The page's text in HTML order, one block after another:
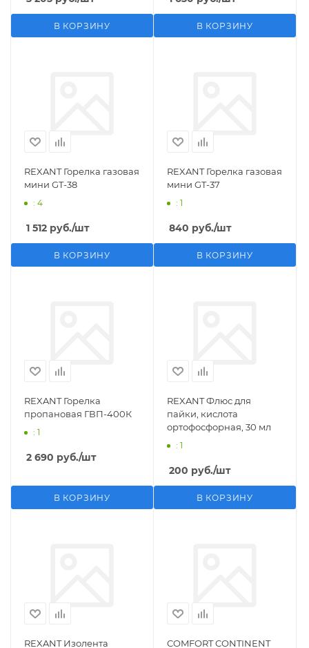
В КОРЗИНУ В КОРЗИНУ
REXANT Горелка газовая
мини GT-38
: 4
1 512 руб./шт
В КОРЗИНУ
REXANT Горелка газовая
мини GT-37
: 1
840 руб./шт
В КОРЗИНУ
REXANT Горелка
пропановая ГВП-400К
: 1
2 690 руб./шт
В КОРЗИНУ
REXANT Флюс для
пайки, кислота
ортофосфорная, 30 мл
: 1
200 руб./шт
В КОРЗИНУ
REXANT Изолента
COMFORT CONTINENT